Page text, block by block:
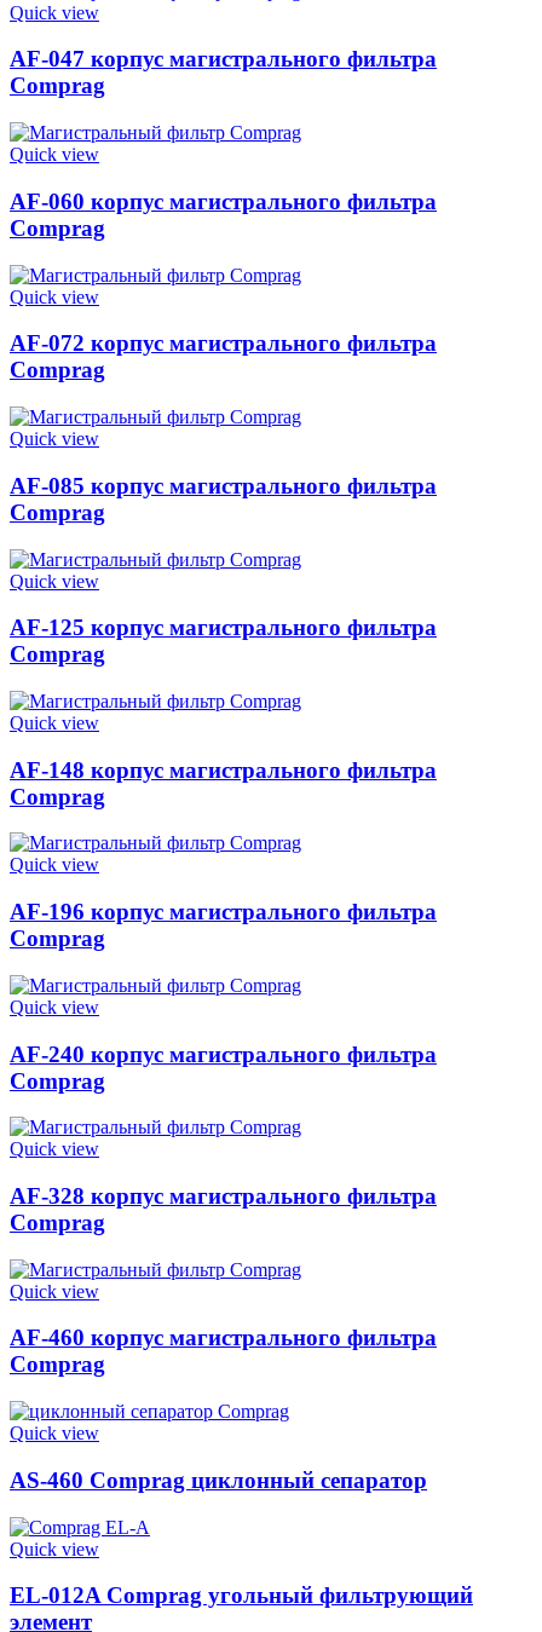
Quick view
AF-047 корпус магистрального фильтра
Comprag
Quick view
AF-060 корпус магистрального фильтра
Comprag
Quick view
AF-072 корпус магистрального фильтра
Comprag
Quick view
AF-085 корпус магистрального фильтра
Comprag
Quick view
AF-125 корпус магистрального фильтра
Comprag
Quick view
AF-148 корпус магистрального фильтра
Comprag
Quick view
AF-196 корпус магистрального фильтра
Comprag
Quick view
AF-240 корпус магистрального фильтра
Comprag
Quick view
AF-328 корпус магистрального фильтра
Comprag
Quick view
AF-460 корпус магистрального фильтра
Comprag
Quick view
AS-460 Comprag циклонный сепаратор
Quick view
EL-012A Comprag угольный фильтрующий
элемент